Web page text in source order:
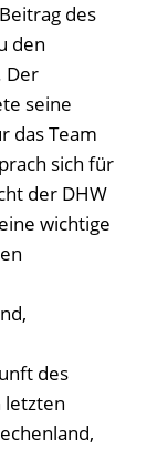
des
den
Der
seine
das Team
sich für
der DHW
wichtige
des
letzten